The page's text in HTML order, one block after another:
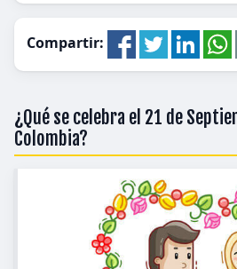
Compartir:
¿Qué se celebra el 21 de
Colombia?